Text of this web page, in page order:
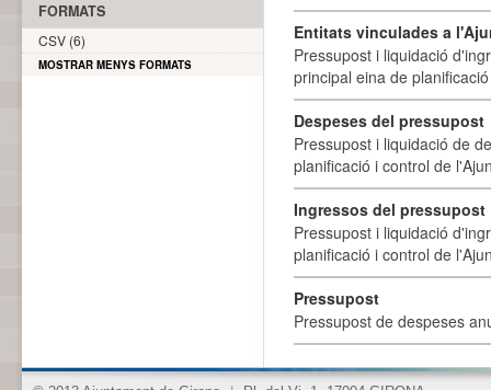
Entitats vinculades a
Pressupost i liquidació
principal eina de
Despeses del pressupost
Pressupost i liquidació de
planificació i control de
Ingressos del pressupost
Pressupost i liquidació
planificació i control de
Pressupost
Pressupost de despeses
FORMATS
CSV (6)
MOSTRAR MENYS FORMATS